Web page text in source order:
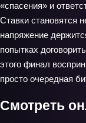
«спасения» и
Ставки становятся
напряжение
попытках
этого финал
просто очередная
Смотреть